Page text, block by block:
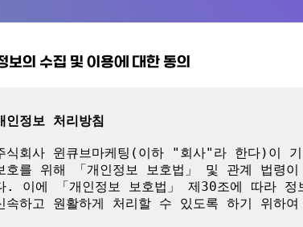
보의 수집 및 이용에 대한 동의
인정보 처리방침
식회사 윈큐브마케팅(이하 "회사"라 한다)이
호를 위해 「개인정보 보호법」 및 관계 법령
. 이에 「개인정보 보호법」 제30조에 따라
속하고 원활하게 처리할 수 있도록 하기 위하